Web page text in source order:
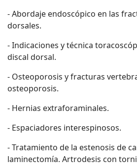
- Abordaje endoscópico en las
dorsales.
- Indicaciones y técnica
discal dorsal.
- Osteoporosis y fracturas
osteoporosis.
- Hernias extraforaminales.
- Espaciadores interespinosos.
- Tratamiento de la estenosis de
laminectomía. Artrodesis con